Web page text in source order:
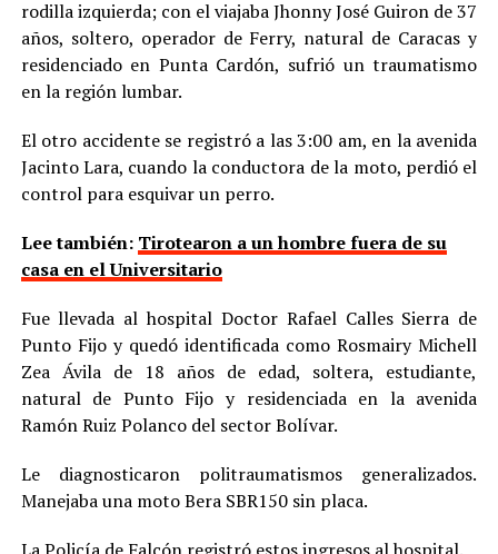
rodilla izquierda; con el viajaba Jhonny José Guiron de 37
años, soltero, operador de Ferry, natural de Caracas y
residenciado en Punta Cardón, sufrió un traumatismo
en la región lumbar.
El otro accidente se registró a las 3:00 am, en la avenida
Jacinto Lara, cuando la conductora de la moto, perdió el
control para esquivar un perro.
Lee también: Tirotearon a un hombre fuera de su
casa en el Universitario
Fue llevada al hospital Doctor Rafael Calles Sierra de
Punto Fijo y quedó identificada como Rosmairy Michell
Zea Ávila de 18 años de edad, soltera, estudiante,
natural de Punto Fijo y residenciada en la avenida
Ramón Ruiz Polanco del sector Bolívar.
Le diagnosticaron politraumatismos generalizados.
Manejaba una moto Bera SBR150 sin placa.